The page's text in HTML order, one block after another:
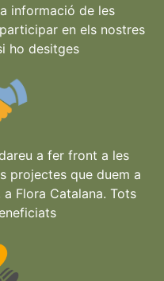
informació de les
en els nostres
ho desitges
a fer front a les
projectes que duem a
Flora Catalana. Tots